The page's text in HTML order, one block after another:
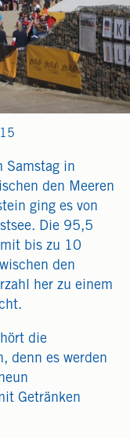
Samstag in
den Meeren
ging es von
Die 95,5
bis zu 10
den
her zu einem
die
denn es werden
Getränken